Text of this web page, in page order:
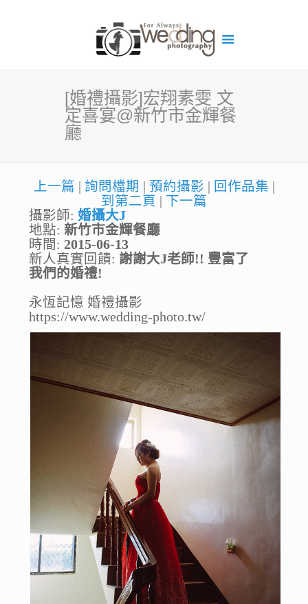
[婚禮攝影]宏翔素雯 文
定喜宴@新竹市金輝餐
廳
上一篇 詢問檔期 預約攝影 回作品集
到第二頁
下一篇
攝影師: 婚攝大J
地點: 新竹市金輝餐廳
時間: 2015-06-13
新人真實回饋: 謝謝大J老師!! 豐富了
我們的婚禮!
永恆記憶 婚禮攝影
https://www.wedding-photo.tw/